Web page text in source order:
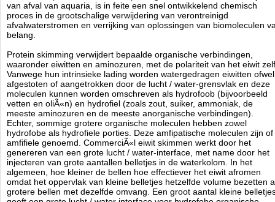
Naast de eiwitten verwijderd door afromen, zijn er een aantal andere
organische en anorganische moleculen die typisch worden verwijderd.
Deze omvatten een verscheidenheid aan vetten, vetzuren,
koolhydraten, metalen zoals koper en sporenelementen zoals jodium.
Deeltjes en ander afval wordt ook verwijderd, samen met fytoplankton
en bacterien. Deze verwijdering is zeer gewenst door de aquariaan en
wordt vaak versterkt door de plaatsing van de skimmer voor andere
vormen van filtratie, zodat de belasting van het filtersysteem als
geheel verminderd.
Eiwit skimmers worden gebruikt om algen en fytoplankton te behouden
voor het kweken of voor de commerciele verkoop als levende culturen.
Kwaliteiten van de Royal Exclusive Bubble King Series:
Doorsnede varieert van 200 tot 650 mm.
Alle pijpen zijn van GS plexiglas, met een wanddikte van 4 tot
6mm.
Inlaad spruitstuk met conische toelopende gaten voor extra
turbulentie in de reactorpijp.
van afval van aquaria, is in feite een snel ontwikkelend chemisch
proces in de grootschalige verwijdering van verontreinigd
afvalwaterstromen en verrijking van oplossingen van biomoleculen
belang.
Protein skimming verwijdert bepaalde organische verbindingen,
waaronder eiwitten en aminozuren, met de polariteit van het eiwit
Vanwege hun intrinsieke lading worden watergedragen eiwitten ofwel
afgestoten of aangetrokken door de lucht / water-grensvlak en deze
moleculen kunnen worden omschreven als hydrofoob (bijvoorbeeld
vetten en oliÃ«n) en hydrofiel (zoals zout, suiker, ammoniak, de
meeste aminozuren en de meeste anorganische verbindingen).
Echter, sommige grotere organische moleculen hebben zowel
hydrofobe als hydrofiele porties. Deze amfipatische moleculen zijn of
amfifiele genoemd. CommerciÃ«l eiwit skimmen werkt door het
genereren van een grote lucht / water-interface, met name door het
injecteren van grote aantallen belletjes in de waterkolom. In het
algemeen, hoe kleiner de bellen hoe effectiever het eiwit afromen
omdat het oppervlak van kleine belletjes hetzelfde volume bezetten
grotere bellen met dezelfde omvang. Een groot aantal kleine